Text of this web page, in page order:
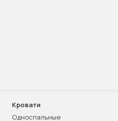
Кровати
Односпальные